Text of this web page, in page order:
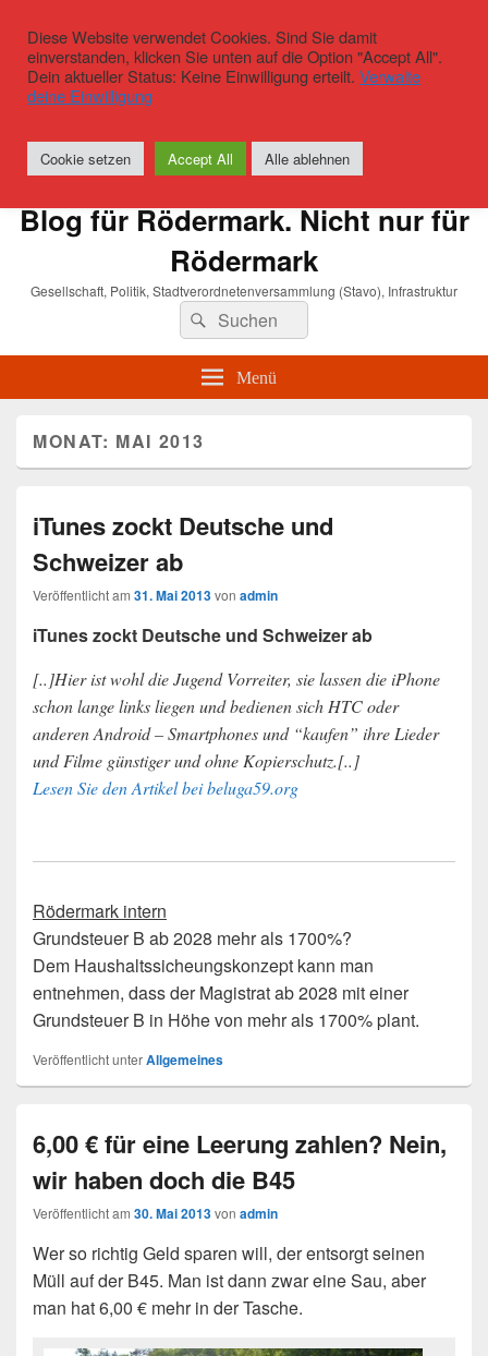
Blog für Rödermark. Nicht nur für
Rödermark
Gesellschaft, Politik, Stadtverordnetenversammlung (Stavo), Infrastruktur
Suchen
nach:
Suchen
Menü
MONAT: MAI 2013
iTunes zockt Deutsche und
Schweizer ab
Veröffentlicht am 31. Mai 2013von admin
iTunes zockt Deutsche und Schweizer ab
[..]Hier ist wohl die Jugend Vorreiter, sie lassen die iPhone
schon lange links liegen und bedienen sich HTC oder
anderen Android – Smartphones und “kaufen” ihre Lieder
und Filme günstiger und ohne Kopierschutz.[..]
Lesen Sie den Artikel bei beluga59.org
Rödermark intern
Grundsteuer B ab 2028 mehr als 1700%?
Dem Haushaltssicheungskonzept kann man
entnehmen, dass der Magistrat ab 2028 mit einer
Grundsteuer B in Höhe von mehr als 1700% plant.
Veröffentlicht unterAllgemeines
6,00 € für eine Leerung zahlen? Nein,
wir haben doch die B45
Veröffentlicht am 30. Mai 2013von admin
Wer so richtig Geld sparen will, der entsorgt seinen
Müll auf der B45. Man ist dann zwar eine Sau, aber
man hat 6,00 € mehr in der Tasche.
Diese Website verwendet Cookies. Sind Sie damit
einverstanden, klicken Sie unten auf die Option "Accept All".
Dein aktueller Status: Keine Einwilligung erteilt. Verwalte
deine Einwilligung
Cookie setzen Accept All Alle ablehnen